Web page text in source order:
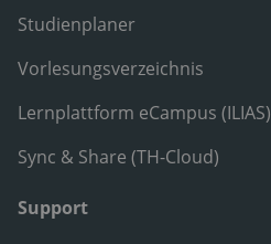
Studienplaner
Vorlesungsverzeichnis
Lernplattform eCampus (ILIAS)
Sync & Share (TH-Cloud)
Support